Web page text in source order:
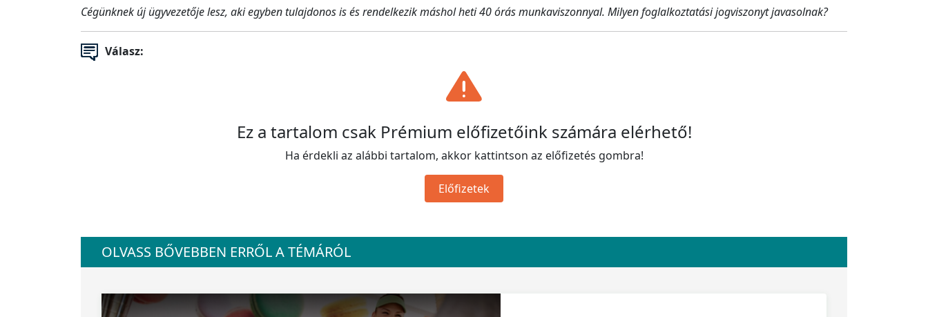
Cégünknek új ügyvezetője lesz, aki egyben tulajdonos is és rendelkezik máshol heti 40 órás munkaviszonnyal. Milyen foglalkoztatási jogviszonyt javasolnak?
Válasz:
Ez a tartalom csak Prémium előfizetőink számára elérhető!
Ha érdekli az alábbi tartalom, akkor kattintson az előfizetés gombra!
Előfizetek
OLVASS BŐVEBBEN ERRŐL A TÉMÁRÓL